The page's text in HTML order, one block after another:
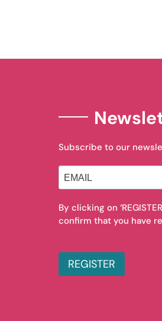
Subscribe to our
By clicking on
confirm that you have
REGISTER